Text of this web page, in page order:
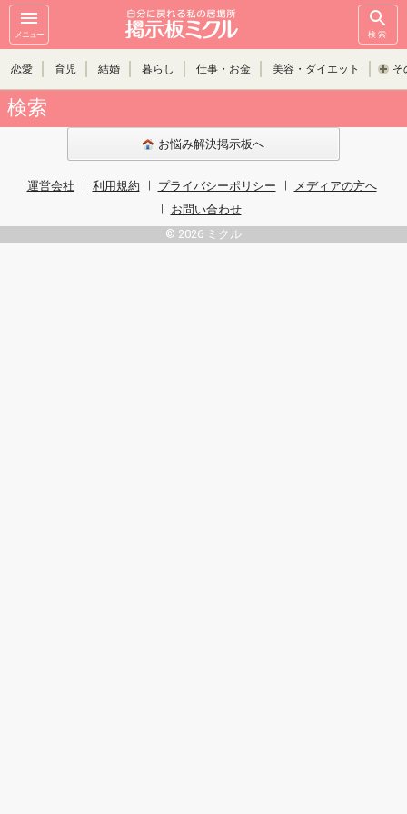
メニュー 検索
恋愛 育児 結婚 暮らし 仕事・お金 美容・ダイエット そ
検索
お悩み解決掲示板へ
運営会社 利用規約 プライバシーポリシー
メディアの方へ
お問い合わせ
© 2026 ミクル